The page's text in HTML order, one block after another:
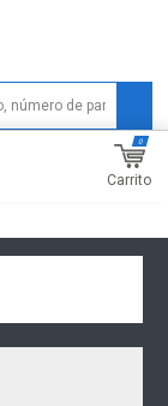
Carrito
0